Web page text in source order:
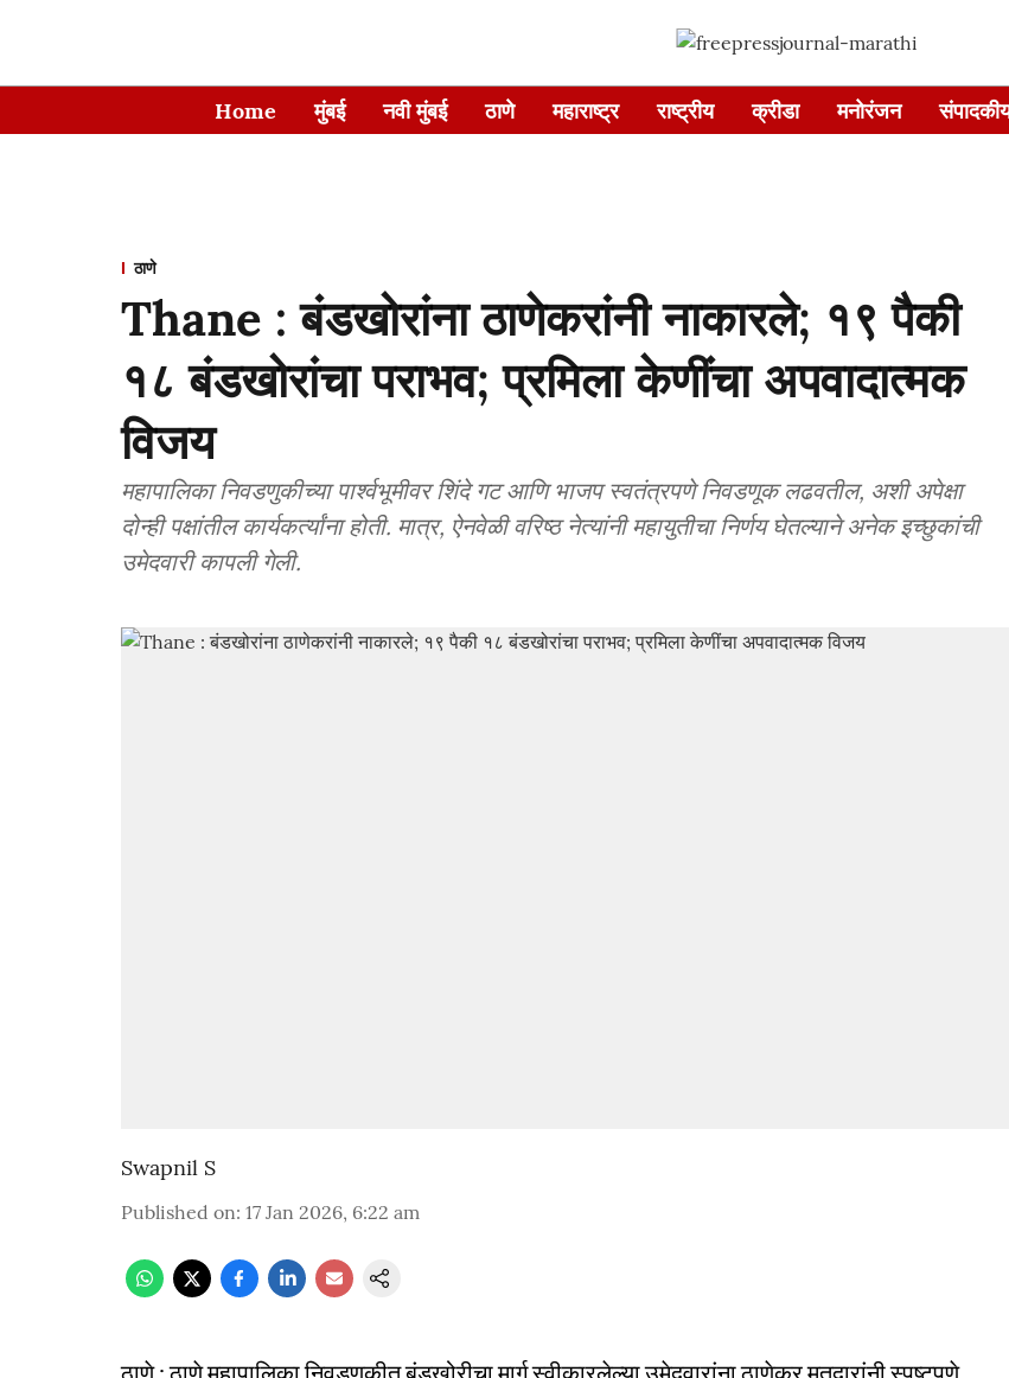
Home मुंबई नवी मुंबई ठाणे महाराष्ट्र राष्ट्रीय क्रीडा मनोरंजन
ठाणे
Thane : बंडखोरांना ठाणेकरांनी नाकारले; १९ पैकी
१८ बंडखोरांचा पराभव; प्रमिला केणींचा अपवादात्मक
विजय
महापालिका निवडणुकीच्या पार्श्वभूमीवर शिंदे गट आणि भाजप स्वतंत्रपणे निवडणूक लढवतील, अशी अपेक्षा
दोन्ही पक्षांतील कार्यकर्त्यांना होती. मात्र, ऐनवेळी वरिष्ठ नेत्यांनी महायुतीचा निर्णय घेतल्याने अनेक इच्छुकांची
उमेदवारी कापली गेली.
Swapnil S
Published on: 17 Jan 2026, 6:22 am
ठाणे : ठाणे महापालिका निवडणुकीत बंडखोरीचा मार्ग स्वीकारलेल्या उमेदवारांना ठाणेकर मतदारांनी स्पष्टपणे